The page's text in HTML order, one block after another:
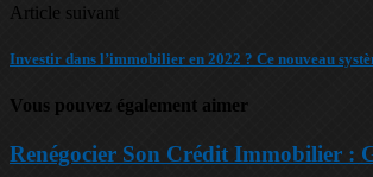
Article suivant
Investir dans l’immobilier en 2022 ? Ce nouveau
Vous pouvez également aimer
Renégocier Son Crédit Immobilier :